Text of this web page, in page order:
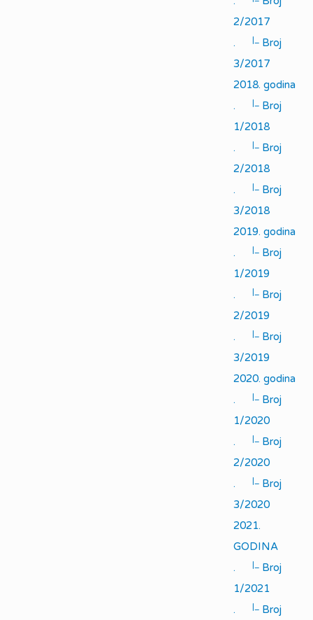
2/2017
.
|_ Broj
3/2017
2018. godina
.
|_ Broj
1/2018
.
|_ Broj
2/2018
.
|_ Broj
3/2018
2019. godina
.
|_ Broj
1/2019
.
|_ Broj
2/2019
.
|_ Broj
3/2019
2020. godina
.
|_ Broj
1/2020
.
|_ Broj
2/2020
.
|_ Broj
3/2020
2021.
GODINA
.
|_ Broj
1/2021
.
|_ Broj